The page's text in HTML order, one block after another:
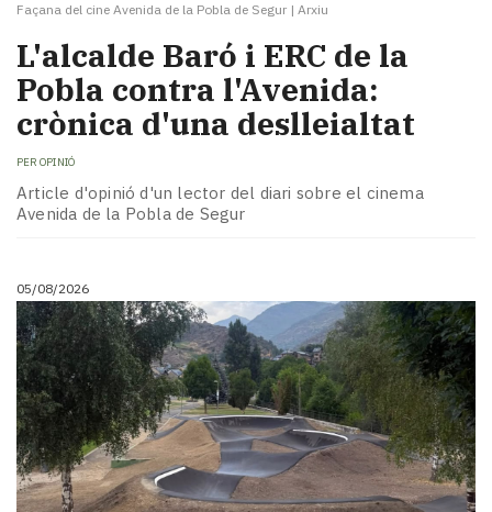
Façana del cine Avenida de la Pobla de Segur | Arxiu
L'alcalde Baró i ERC de la
Pobla contra l'Avenida:
crònica d'una deslleialtat
PER OPINIÓ
Article d'opinió d'un lector del diari sobre el cinema
Avenida de la Pobla de Segur
05/08/2026